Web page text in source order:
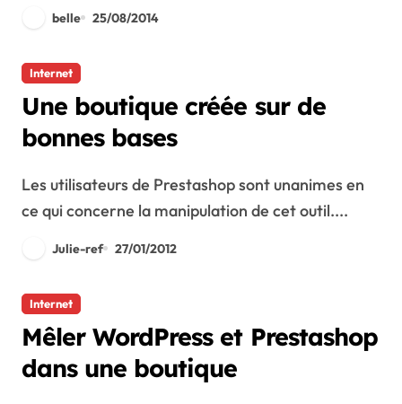
belle 25/08/2014
Internet
Une boutique créée sur de
bonnes bases
Les utilisateurs de Prestashop sont unanimes en
ce qui concerne la manipulation de cet outil....
Julie-ref 27/01/2012
Internet
Mêler WordPress et Prestashop
dans une boutique